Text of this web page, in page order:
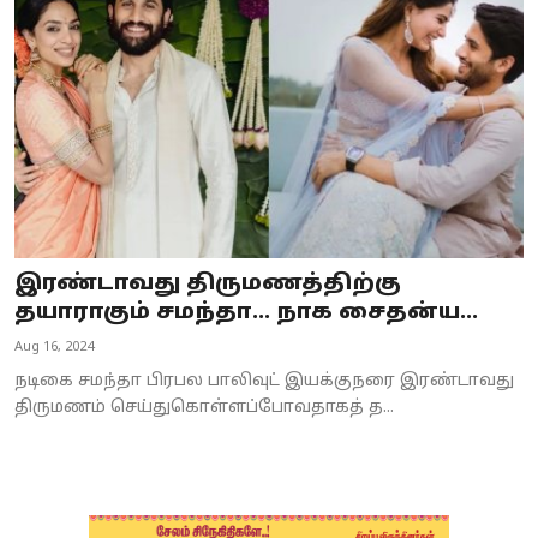
Business
Crime
Tamilnadu
National
World
Astrology
Spirituality
Weather
இரண்டாவது திருமணத்திற்கு
தயாராகும் சமந்தா... நாக சைதன்ய...
Aug 16, 2024
நடிகை சமந்தா பிரபல பாலிவுட் இயக்குநரை இரண்டாவது
திருமணம் செய்துகொள்ளப்போவதாகத் த...